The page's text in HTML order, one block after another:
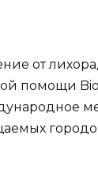
от
помощи